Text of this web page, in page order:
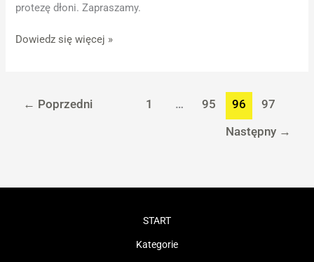
protezę dłoni. Zapraszamy.
Dowiedz się więcej »
← Poprzedni 1 … 95 96 97
Następny →
START
Kategorie